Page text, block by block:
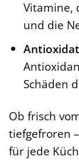
Vitamine,
und die
Schäden
Ob frisch
tiefgefroren
für jede